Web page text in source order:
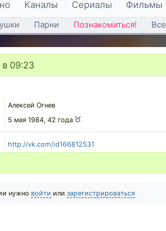
Каналы Сериалы Фильмы
Парни Познакомиться! Все
в 09:23
Алексей Огнев
5 мая 1984, 42 года
http://vk.com/id166812531
нужно войти или зарегистрироваться